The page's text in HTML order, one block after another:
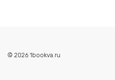
© 2026 1bookva.ru